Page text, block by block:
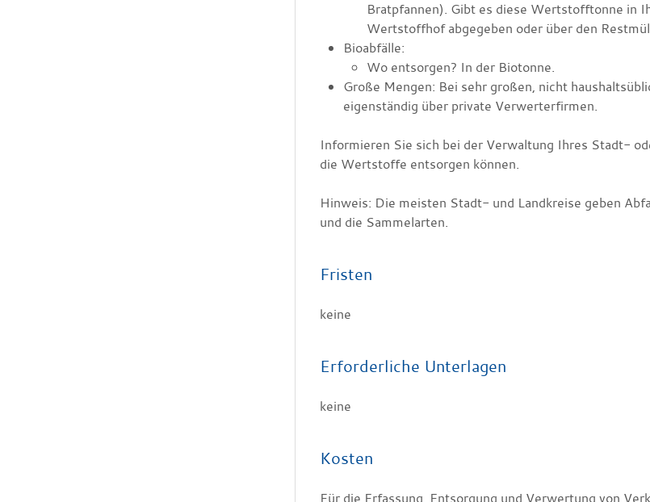
Bratpfannen). Gibt es diese Wertstofftonne in
Wertstoffhof abgegeben oder über den
Bioabfälle:
Wo entsorgen? In der Biotonne.
Große Mengen: Bei sehr großen, nicht
eigenständig über private Verwerterfirmen.
Informieren Sie sich bei der Verwaltung Ihres Stadt-
die Wertstoffe entsorgen können.
Hinweis: Die meisten Stadt- und Landkreise geben
und die Sammelarten.
Fristen
keine
Erforderliche Unterlagen
keine
Kosten
Für die Erfassung, Entsorgung und Verwertung von